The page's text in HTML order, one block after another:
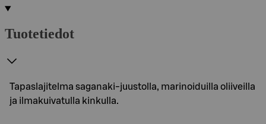
Tuotetiedot
Tapaslajitelma saganaki-juustolla, marinoiduilla oliiveilla
ja ilmakuivatulla kinkulla.